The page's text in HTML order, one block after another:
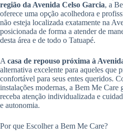
região da Avenida Celso Garcia, a
oferece uma opção acolhedora e
não esteja localizada exatamente na
posicionada de forma a atender de
desta área e de todo o Tatuapé.
A casa de repouso próxima à
alternativa excelente para aqueles que
confortável para seus entes queridos.
instalações modernas, a Bem Me Care
receba atenção individualizada e
e autonomia.
Por que Escolher a Bem Me Care?